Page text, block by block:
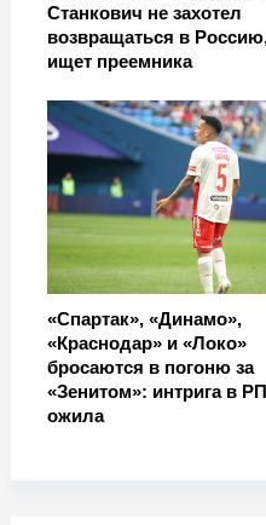
Станкович не захотел
возвращаться в
ищет преемника
«Спартак», «Динамо»,
«Краснодар» и «Локо»
бросаются в погоню за
«Зенитом»: интрига в
ожила